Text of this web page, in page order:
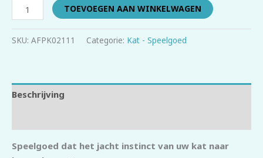
TOEVOEGEN AAN WINKELWAGEN
SKU: AFPK02111 Categorie: Kat - Speelgoed
Beschrijving
Speelgoed dat het jacht instinct van uw kat naar